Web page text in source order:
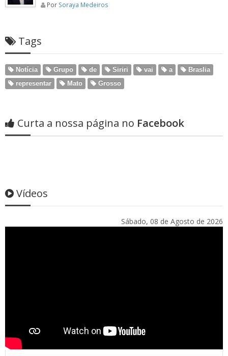
Por Soraya Medeiros
Tags
Notícia Grupo de Siriri vai a
Braslia
representar
Mato Grosso
Curta a nossa página no Facebook
Vídeos
Sábado, 08 de Agosto de 2026